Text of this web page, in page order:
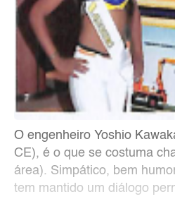
O engenheiro Yoshio
CE), é o que se costuma
área). Simpático, bem
tem mantido um diálogo